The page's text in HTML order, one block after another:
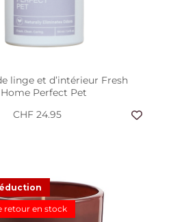
linge et d’intérieur Fresh
Home Perfect Pet
CHF 24.95
retour en stock